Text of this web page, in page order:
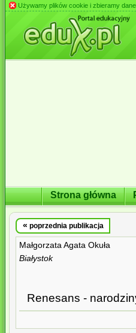
Używamy plików cookie i zbieramy
Strona główna
« poprzednia publikacja
Małgorzata Agata Okuła
Białystok
Renesans -